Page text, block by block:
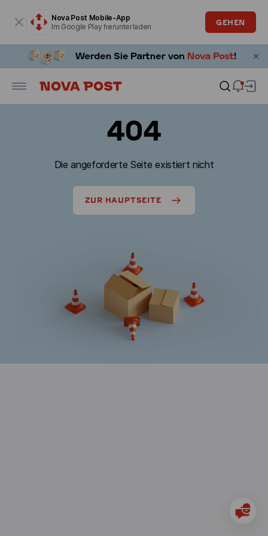
Nova Post Mobile-App
Im Google Play herunterladen
GEHEN
404
Die angeforderte Seite existiert nicht
ZUR HAUPTSEITE